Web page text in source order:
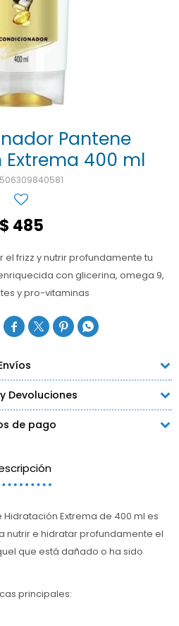
Pantene
400 ml
$ 485
frizz y nutrir profundamente tu
con glicerina, omega 9,
y pro-vitaminas
   
Devoluciones
de pago
Extrema de 400 ml es
nutrir e hidratar profundamente el
que está dañado o ha sido
principales: